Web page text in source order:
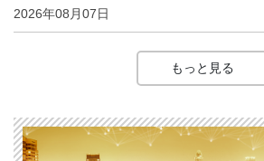
2026年08月07日
もっと見る